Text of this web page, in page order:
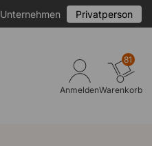
Unternehmen Privatperson
Anmelden
81
Warenkorb